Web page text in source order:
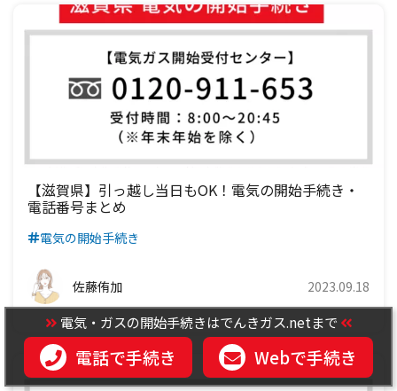
【滋賀県】引っ越し当日もOK！電気の開始手続き・
電話番号まとめ
電気の開始手続き
佐藤侑加 2023.09.18
電気・ガスの開始手続きはでんきガス.netまで
電話で手続き Webで手続き